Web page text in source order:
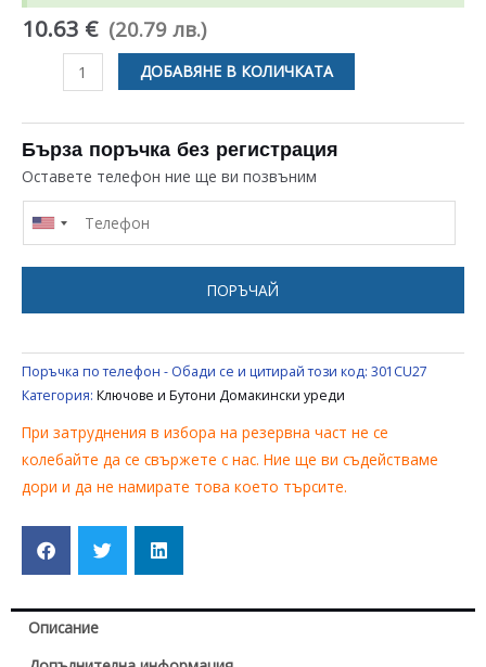
10.63 € (20.79 лв.)
количество
КЛЮЧ
ЗА
ДОМАКИНСКИ
УРЕДИ
MICROSHALTER
ДОБАВЯНЕ В КОЛИЧКАТА
Бърза поръчка без регистрация
Оставете телефон ние ще ви позвъним
ПОРЪЧАЙ
Поръчка по телефон - Обади се и цитирай този код: 301CU27
Категория: Ключове и Бутони Домакински уреди
При затруднения в избора на резервна част не се
колебайте да се свържете с нас. Ние ще ви съдействаме
дори и да не намирате това което търсите.
Описание